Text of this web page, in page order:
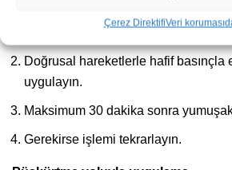
Çerez DirektifiVeri koruması
Mikrofiber bir beze birkaç damla (5-
Doğrusal hareketlerle hafif basınçla
uygulayın.
Maksimum 30 dakika sonra
Gerekirse işlemi tekrarlayın.